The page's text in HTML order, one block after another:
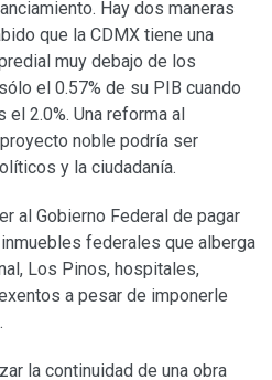
Hay dos maneras
que la CDMX tiene una
muy debajo de los
el 0.57% de su PIB cuando
2.0%. Una reforma al
noble podría ser
y la ciudadanía.
al Gobierno Federal de pagar
federales que alberga
Los Pinos, hospitales,
a pesar de imponerle
la continuidad de una obra